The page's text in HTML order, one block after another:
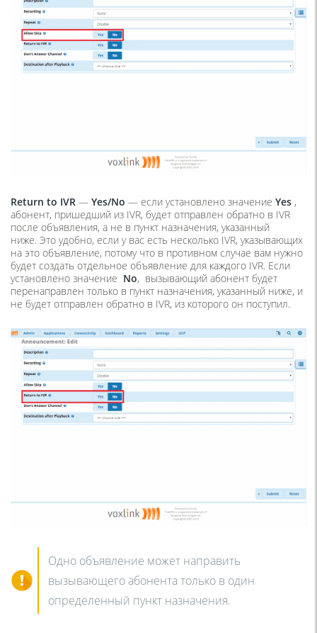
Return to IVR — Yes/No — если установлено значение Yes ,
абонент, пришедший из IVR, будет отправлен обратно в IVR
после объявления, а не в пункт назначения, указанный
ниже. Это удобно, если у вас есть несколько IVR, указывающих
на это объявление, потому что в противном случае вам нужно
будет создать отдельное объявление для каждого IVR. Если
установлено значение No, вызывающий абонент будет
перенаправлен только в пункт назначения, указанный ниже, и
не будет отправлен обратно в IVR, из которого он поступил.
Одно объявление может направить
вызывающего абонента только в один
определенный пункт назначения.